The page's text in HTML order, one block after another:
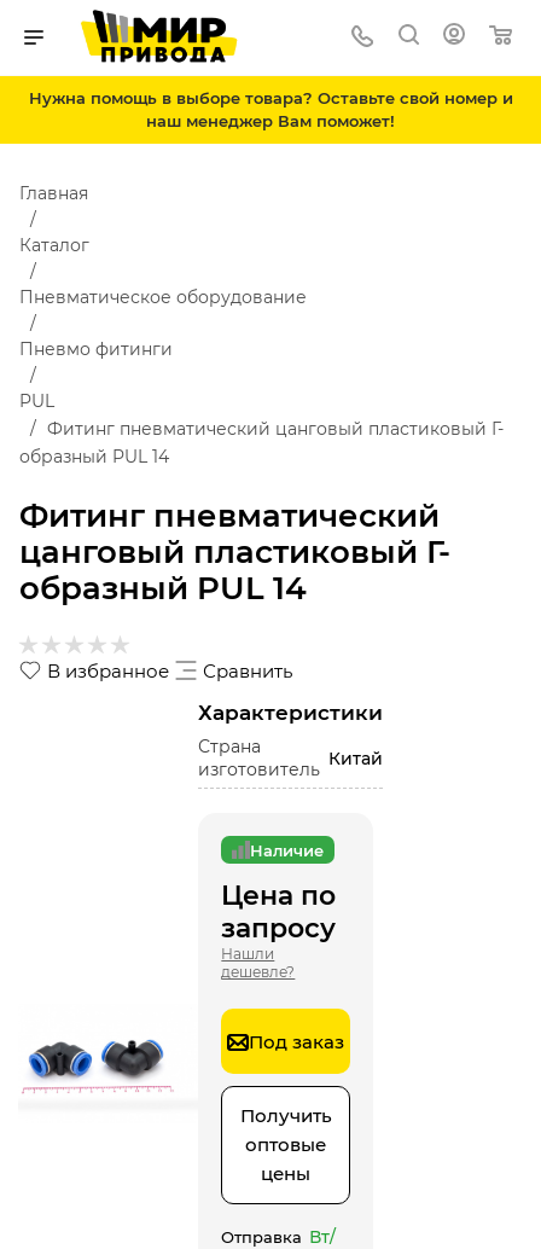
Нужна помощь в выборе товара? Оставьте свой номер и
наш менеджер Вам поможет!
Фитинг пневматический
цанговый пластиковый Г-
образный PUL 14
Главная
Каталог
Пневматическое оборудование
Пневмо фитинги
PUL
Фитинг пневматический цанговый пластиковый Г-
образный PUL 14
В избранное Сравнить
Характеристики
Страна
изготовитель
Китай
Наличие
Цена по
запросу
Нашли
дешевле?
Под заказ
Получить
оптовые
цены
Отправка Вт/